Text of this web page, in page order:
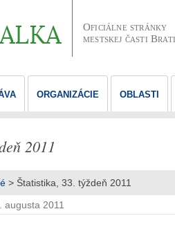
Oficiálne stránky
mestskej časti
ORGANIZÁCIE OBLASTI
2011
> Štatistika, 33. týždeň 2011
augusta 2011